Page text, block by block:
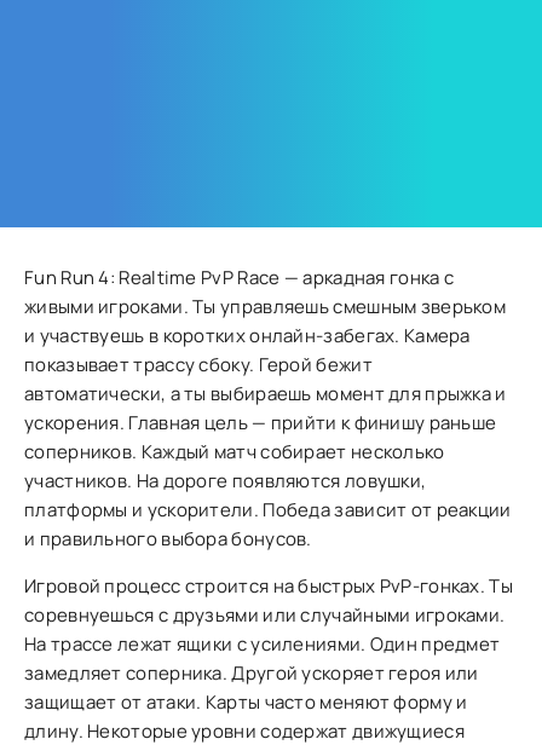
Fun Run 4: Realtime PvP Race — аркадная гонка с
живыми игроками. Ты управляешь смешным зверьком
и участвуешь в коротких онлайн-забегах. Камера
показывает трассу сбоку. Герой бежит
автоматически, а ты выбираешь момент для прыжка и
ускорения. Главная цель — прийти к финишу раньше
соперников. Каждый матч собирает несколько
участников. На дороге появляются ловушки,
платформы и ускорители. Победа зависит от реакции
и правильного выбора бонусов.
Игровой процесс строится на быстрых PvP-гонках. Ты
соревнуешься с друзьями или случайными игроками.
На трассе лежат ящики с усилениями. Один предмет
замедляет соперника. Другой ускоряет героя или
защищает от атаки. Карты часто меняют форму и
длину. Некоторые уровни содержат движущиеся